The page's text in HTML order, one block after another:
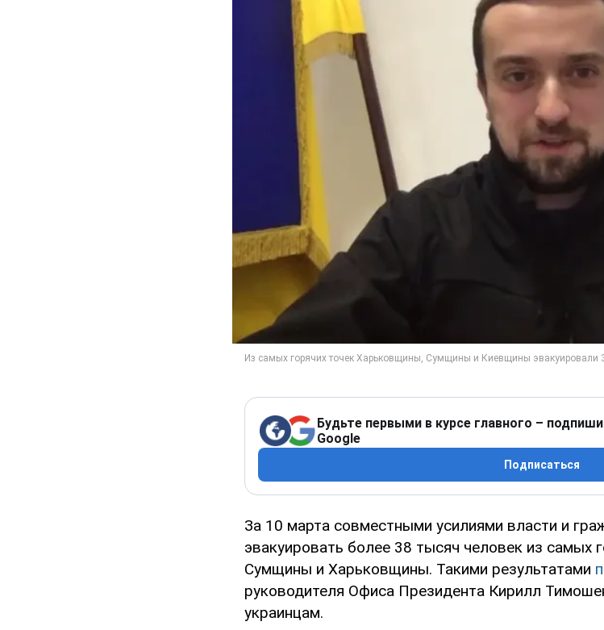
Будьте первыми в курсе главного –
Google
Подписаться
За 10 марта совместными усилиями власти и
эвакуировать более 38 тысяч человек из самых
Сумщины и Харьковщины. Такими результатами
руководителя Офиса Президента Кирилл
украинцам.